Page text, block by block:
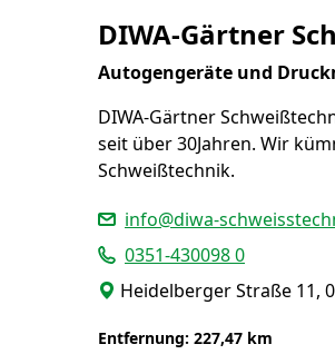
DIWA-Gärtner
Autogengeräte und
DIWA-Gärtner
seit über 30Jahren. Wir
Schweißtechnik.
info@diwa-
0351-430098 0
Heidelberger Straße 11,
Entfernung: 227,47 km